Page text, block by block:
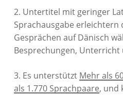
2. Untertitel mit geringer
Sprachausgabe erleichtern
Gesprächen auf Dänisch
Besprechungen, Unterricht
3. Es unterstützt Mehr als
als 1.770 Sprachpaare, und